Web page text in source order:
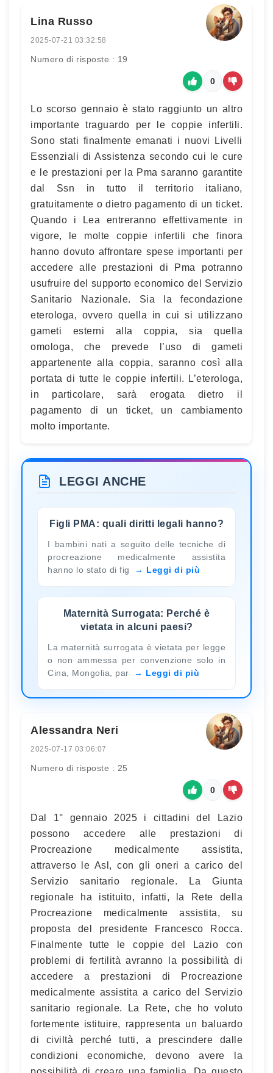
Lina Russo
2025-07-21 03:32:58
Numero di risposte : 19
0
Lo scorso gennaio è stato raggiunto un altro
importante traguardo per le coppie infertili.
Sono stati finalmente emanati i nuovi Livelli
Essenziali di Assistenza secondo cui le cure
e le prestazioni per la Pma saranno garantite
dal Ssn in tutto il territorio italiano,
gratuitamente o dietro pagamento di un ticket.
Quando i Lea entreranno effettivamente in
vigore, le molte coppie infertili che finora
hanno dovuto affrontare spese importanti per
accedere alle prestazioni di Pma potranno
usufruire del supporto economico del Servizio
Sanitario Nazionale. Sia la fecondazione
eterologa, ovvero quella in cui si utilizzano
gameti esterni alla coppia, sia quella
omologa, che prevede l’uso di gameti
appartenente alla coppia, saranno così alla
portata di tutte le coppie infertili. L’eterologa,
in particolare, sarà erogata dietro il
pagamento di un ticket, un cambiamento
molto importante.
LEGGI ANCHE
Figli PMA: quali diritti legali hanno?
I bambini nati a seguito delle tecniche di
procreazione medicalmente assistita
hanno lo stato di fig
Leggi di più
Maternità Surrogata: Perché è
vietata in alcuni paesi?
La maternità surrogata è vietata per legge
o non ammessa per convenzione solo in
Cina, Mongolia, par
Leggi di più
Alessandra Neri
2025-07-17 03:06:07
Numero di risposte : 25
0
Dal 1° gennaio 2025 i cittadini del Lazio
possono accedere alle prestazioni di
Procreazione medicalmente assistita,
attraverso le Asl, con gli oneri a carico del
Servizio sanitario regionale. La Giunta
regionale ha istituito, infatti, la Rete della
Procreazione medicalmente assistita, su
proposta del presidente Francesco Rocca.
Finalmente tutte le coppie del Lazio con
problemi di fertilità avranno la possibilità di
accedere a prestazioni di Procreazione
medicalmente assistita a carico del Servizio
sanitario regionale. La Rete, che ho voluto
fortemente istituire, rappresenta un baluardo
di civiltà perché tutti, a prescindere dalle
condizioni economiche, devono avere la